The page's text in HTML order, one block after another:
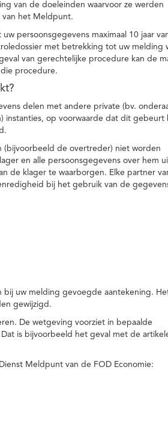
van de doeleinden waarvoor ze werden
van het Meldpunt.
persoonsgegevens maximaal 10 jaar
met betrekking tot uw melding
van gerechtelijke procedure kan de
procedure.
delen met andere private (bv.
instanties, op voorwaarde dat dit gebeurt
(bijvoorbeeld de overtreder) niet worden
en alle persoonsgegevens over hem
de klager te waarborgen. Elke partner
bij het gebruik van de
uw melding gevoegde aantekening.
gewijzigd.
De wetgeving voorziet in bepaalde
is bijvoorbeeld het geval met de
Meldpunt van de FOD Economie: